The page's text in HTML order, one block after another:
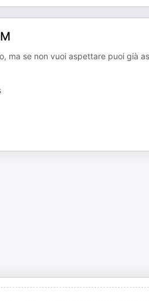
ma se non vuoi aspettare puoi già